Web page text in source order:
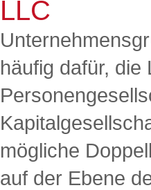
LLC
häufig dafür, die
mögliche
auf der Ebene